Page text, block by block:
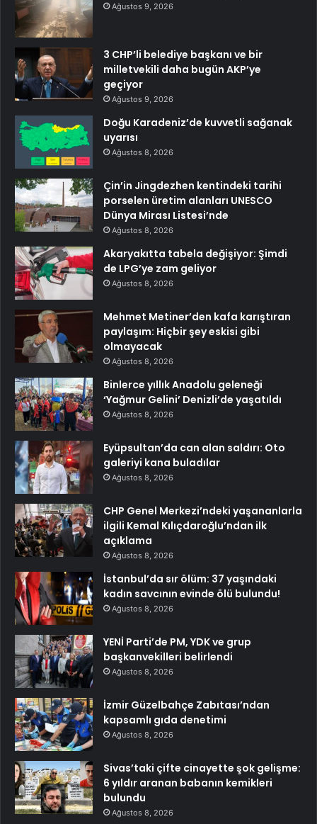
Ağustos 9, 2026
3 CHP’li belediye başkanı ve bir
milletvekili daha bugün AKP’ye
geçiyor
Ağustos 9, 2026
Doğu Karadeniz’de kuvvetli sağanak
uyarısı
Ağustos 8, 2026
Çin’in Jingdezhen kentindeki tarihi
porselen üretim alanları UNESCO
Dünya Mirası Listesi’nde
Ağustos 8, 2026
Akaryakıtta tabela değişiyor: Şimdi
de LPG’ye zam geliyor
Ağustos 8, 2026
Mehmet Metiner’den kafa karıştıran
paylaşım: Hiçbir şey eskisi gibi
olmayacak
Ağustos 8, 2026
Binlerce yıllık Anadolu geleneği
‘Yağmur Gelini’ Denizli’de yaşatıldı
Ağustos 8, 2026
Eyüpsultan’da can alan saldırı: Oto
galeriyi kana buladılar
Ağustos 8, 2026
CHP Genel Merkezi’ndeki yaşananlarla
ilgili Kemal Kılıçdaroğlu’ndan ilk
açıklama
Ağustos 8, 2026
İstanbul’da sır ölüm: 37 yaşındaki
kadın savcının evinde ölü bulundu!
Ağustos 8, 2026
YENİ Parti’de PM, YDK ve grup
başkanvekilleri belirlendi
Ağustos 8, 2026
İzmir Güzelbahçe Zabıtası’ndan
kapsamlı gıda denetimi
Ağustos 8, 2026
Sivas’taki çifte cinayette şok gelişme:
6 yıldır aranan babanın kemikleri
bulundu
Ağustos 8, 2026